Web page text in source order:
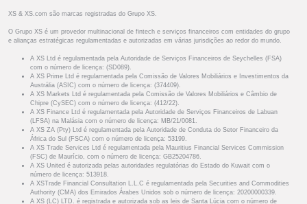
XS & XS.com são marcas registradas do Grupo XS.
O Grupo XS é um provedor multinacional de fintech e serviços financeiros com entidades do grupo
e alianças estratégicas regulamentadas e autorizadas em várias jurisdições ao redor do mundo.
A XS Ltd é regulamentada pela Autoridade de Serviços Financeiros de Seychelles (FSA)
com o número de licença: (SD089).
A XS Prime Ltd é regulamentada pela Comissão de Valores Mobiliários e Investimentos da
Austrália (ASIC) com o número de licença: (374409).
A XS Markets Ltd é regulamentada pela Comissão de Valores Mobiliários e Câmbio de
Chipre (CySEC) com o número de licença: (412/22).
A XS Finance Ltd é regulamentada pela Autoridade de Serviços Financeiros de Labuan
(LFSA) na Malásia com o número de licença: MB/21/0081.
A XS ZA (Pty) Ltd é regulamentada pela Autoridade de Conduta do Setor Financeiro da
África do Sul (FSCA) com o número de licença: 53199.
A XS Trade Services Ltd é regulamentada pela Mauritius Financial Services Commission
(FSC) de Maurício, com o número de licença: GB25204786.
A XS United é autorizada pelas autoridades regulatórias do Estado do Kuwait com o
número de licença: 513918.
A XSTrade Financial Consultation L.L.C é regulamentada pela Securities and Commodities
Authority (CMA) dos Emirados Árabes Unidos sob o número de licença: 20200000339.
A XS (LC) LTD. é registrada e autorizada sob as leis de Santa Lúcia com o número de